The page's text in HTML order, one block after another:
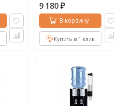
9 180 ₽
В корзину
Купить в 1 клик